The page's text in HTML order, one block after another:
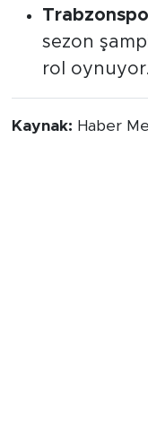
sezon
rol oynuyor.
Kaynak: Haber